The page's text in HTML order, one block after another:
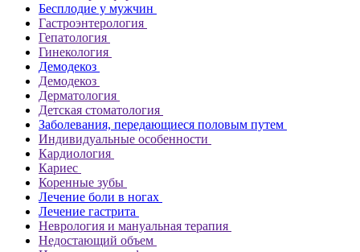
Бесплодие у мужчин
Гастроэнтерология
Гепатология
Гинекология
Демодекоз
Демодекоз
Дерматология
Детская стоматология
Заболевания, передающиеся половым путем
Индивидуальные особенности
Кардиология
Кариес
Коренные зубы
Лечение боли в ногах
Лечение гастрита
Неврология и мануальная терапия
Недостающий объем